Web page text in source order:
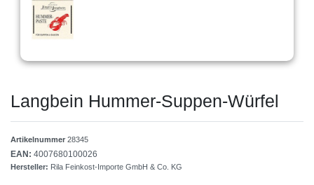
Langbein Hummer-Suppen-Würfel
Artikelnummer 28345
EAN: 4007680100026
Hersteller: Rila Feinkost-Importe GmbH & Co. KG